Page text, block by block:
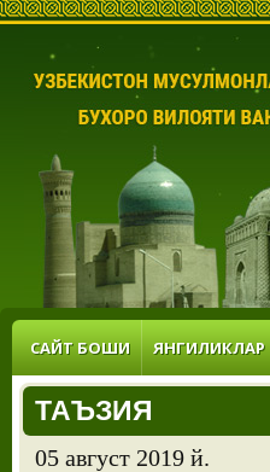
САЙТ БОШИ ЯНГИЛИКЛАР
ТАЪЗИЯ
05 август 2019 й.